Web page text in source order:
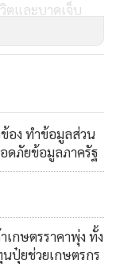
ตและบาดเจ็บ
งร่วมงานที่สนาม
อง ทำข้อมูลส่วน
ดภัยข้อมูลภาครัฐ
กษตรราคาพุ่ง ทั้ง
ปุ๋ยช่วยเกษตรกร